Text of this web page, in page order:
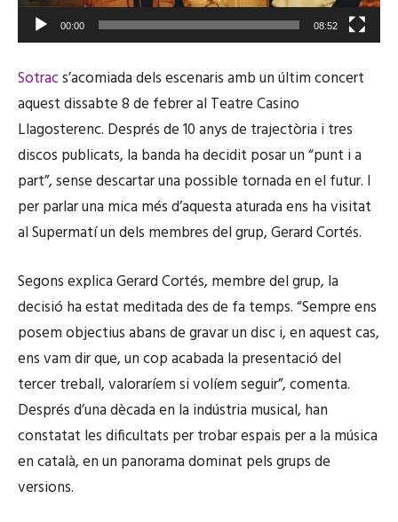
00:00 08:52
Sotracs’acomiada dels escenaris amb un últim concert
aquest dissabte 8 de febrer al Teatre Casino
Llagosterenc. Després de 10 anys de trajectòria i tres
discos publicats, la banda ha decidit posar un “punt i a
part”, sense descartar una possible tornada en el futur. I
per parlar una mica més d’aquesta aturada ens ha visitat
al Supermatí un dels membres del grup, Gerard Cortés.
Segons explica Gerard Cortés, membre del grup, la
decisió ha estat meditada des de fa temps. “Sempre ens
posem objectius abans de gravar un disc i, en aquest cas,
ens vam dir que, un cop acabada la presentació del
tercer treball, valoraríem si volíem seguir”, comenta.
Després d’una dècada en la indústria musical, han
constatat les dificultats per trobar espais per a la música
en català, en un panorama dominat pels grups de
versions.